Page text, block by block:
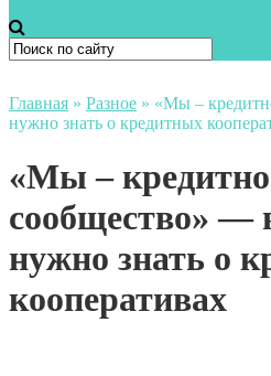
Главная » Разное » «Мы –
нужно знать о кредитных
«Мы –
сообщество» —
нужно знать о
кооперативах